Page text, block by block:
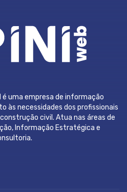
é uma empresa de informação
às necessidades dos profissionais
civil. Atua nas áreas de
Informação Estratégica e